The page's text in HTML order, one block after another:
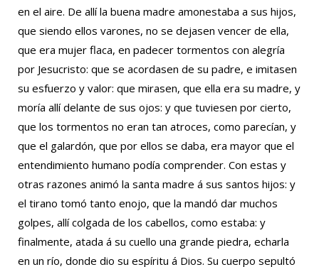
en el aire. De allí la buena madre amonestaba a sus hijos,
que siendo ellos varones, no se dejasen vencer de ella,
que era mujer flaca, en padecer tormentos con alegría
por Jesucristo: que se acordasen de su padre, e imitasen
su esfuerzo y valor: que mirasen, que ella era su madre, y
moría allí delante de sus ojos: y que tuviesen por cierto,
que los tormentos no eran tan atroces, como parecían, y
que el galardón, que por ellos se daba, era mayor que el
entendimiento humano podía comprender. Con estas y
otras razones animó la santa madre á sus santos hijos: y
el tirano tomó tanto enojo, que la mandó dar muchos
golpes, allí colgada de los cabellos, como estaba: y
finalmente, atada á su cuello una grande piedra, echarla
en un río, donde dio su espíritu á Dios. Su cuerpo sepultó